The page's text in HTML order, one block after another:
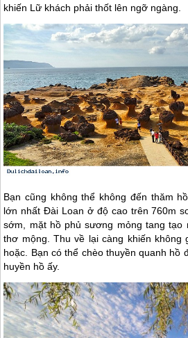
khiến Lữ khách phải thốt lên ngỡ ngàng.
Bạn cũng không thể không đến thăm
lớn nhấtĐài Loan ở độ cao trên 760m
sớm, mặt hồ phủ sương mỏng tang tạo
thơ mộng. Thu về lại càng khiến không
hoặc. Bạn có thể chèo thuyền quanh hồ
huyền hồ ấy.